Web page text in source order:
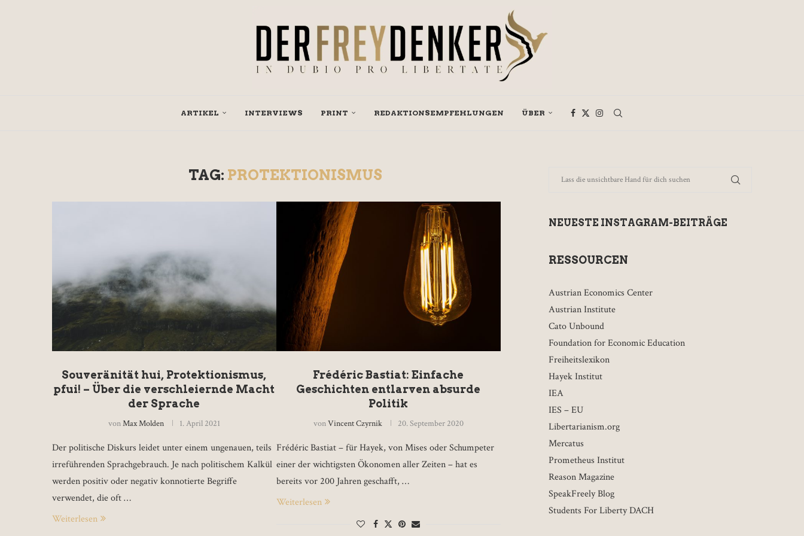
ARTIKEL INTERVIEWS PRINT REDAKTIONSEMPFEHLUNGEN ÜBER
TAG: PROTEKTIONISMUS
Souveränität hui, Protektionismus,
pfui! – Über die verschleiernde Macht
der Sprache
vonMax Molden 1. April 2021
Der politische Diskurs leidet unter einem ungenauen, teils
irreführenden Sprachgebrauch. Je nach politischem Kalkül
werden positiv oder negativ konnotierte Begriffe
verwendet, die oft …
Weiterlesen
Frédéric Bastiat: Einfache
Geschichten entlarven absurde
Politik
vonVincent Czyrnik 20. September 2020
Frédéric Bastiat – für Hayek, von Mises oder Schumpeter
einer der wichtigsten Ökonomen aller Zeiten – hat es
bereits vor 200 Jahren geschafft, …
Weiterlesen
NEUESTE INSTAGRAM-BEITRÄGE
RESSOURCEN
Austrian Economics Center
Austrian Institute
Cato Unbound
Foundation for Economic Education
Freiheitslexikon
Hayek Institut
IEA
IES – EU
Libertarianism.org
Mercatus
Prometheus Institut
Reason Magazine
SpeakFreely Blog
Students For Liberty DACH